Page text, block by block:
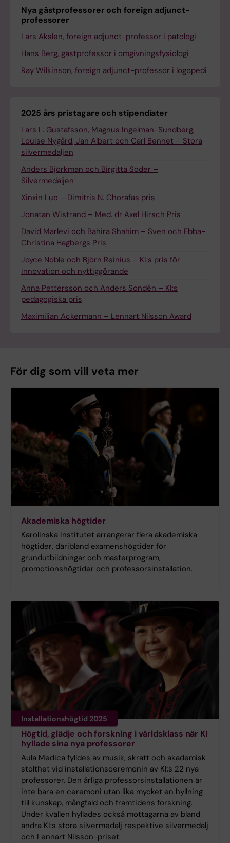
Nya gästprofessorer och foreign adjunct-
professorer
Lars Akslen, foreign adjunct-professor i patologi
Hans Berg, gästprofessor i omgivningsfysiologi
Ray Wilkinson, foreign adjunct-professor i logopedi
2025 års pristagare och stipendiater
Lars L. Gustafsson, Magnus Ingelman-Sundberg,
Louise Nygård, Jan Albert och Carl Bennet – Stora
silvermedaljen
Anders Björkman och Birgitta Söder –
Silvermedaljen
Xinxin Luo – Dimitris N. Chorafas pris
Jonatan Wistrand – Med. dr Axel Hirsch Pris
David Marlevi och Bahira Shahim – Sven och Ebba-
Christina Hagbergs Pris
Joyce Noble och Björn Reinius – KI:s pris för
innovation och nyttiggörande
Anna Pettersson och Anders Sondén – KI:s
pedagogiska pris
Maximilian Ackermann – Lennart Nilsson Award
För dig som vill veta mer
Akademiska högtider
Karolinska Institutet arrangerar flera akademiska
högtider, däribland examenshögtider för
grundutbildningar och masterprogram,
promotionshögtider och professorsinstallation.
Installationshögtid 2025
Högtid, glädje och forskning i världsklass när KI
hyllade sina nya professorer
Aula Medica fylldes av musik, skratt och akademisk
stolthet vid installationsceremonin av KI:s 22 nya
professorer. Den årliga professorsinstallationen är
inte bara en ceremoni utan lika mycket en hyllning
till kunskap, mångfald och framtidens forskning.
Under kvällen hyllades också mottagarna av bland
andra KI:s stora silvermedalj respektive silvermedalj
och Lennart Nilsson-priset.